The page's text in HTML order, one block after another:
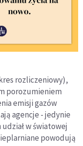
rozliczeniowy),
porozumieniem
emisji gazów
agencje - jedynie
w światowej
powodują